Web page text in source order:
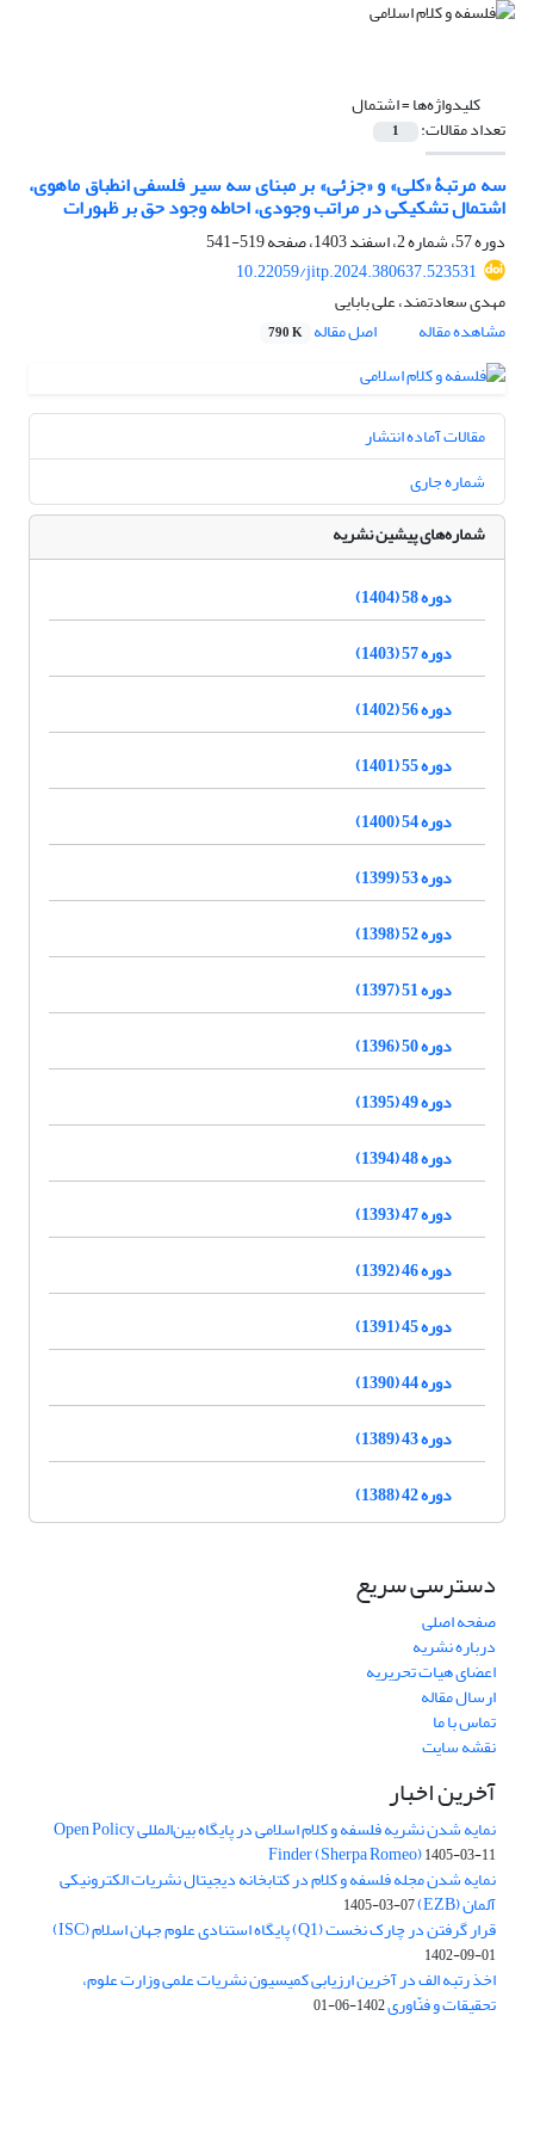
کلیدواژه‌ها =اشتمال
تعداد مقالات: 1
سه مرتبۀ «کلی» و «جزئی» بر مبنای سه سیر فلسفی‏ انطباق ماهوی،
اشتمال تشکیکی در مراتب وجودی، احاطه وجود حق بر ظهورات
دوره 57، شماره 2، اسفند 1403، صفحه
519-541
10.22059/jitp.2024.380637.523531
مهدی سعادتمند، علی بابایی
مشاهده مقاله
اصل مقاله 790 K
مقالات آماده انتشار
شماره جاری
شماره‌های پیشین نشریه
دوره 58 (1404)
دوره 57 (1403)
دوره 56 (1402)
دوره 55 (1401)
دوره 54 (1400)
دوره 53 (1399)
دوره 52 (1398)
دوره 51 (1397)
دوره 50 (1396)
دوره 49 (1395)
دوره 48 (1394)
دوره 47 (1393)
دوره 46 (1392)
دوره 45 (1391)
دوره 44 (1390)
دوره 43 (1389)
دوره 42 (1388)
دسترسی سریع
صفحه اصلی
درباره نشریه
اعضای هیات تحریریه
ارسال مقاله
تماس با ما
نقشه سایت
آخرین اخبار
نمایه شدن نشریه فلسفه و کلام اسلامی در پایگاه بین‌المللی Open Policy
Finder (Sherpa Romeo)1405-03-11
نمایه شدن مجله فلسفه و کلام در کتابخانه دیجیتال نشریات الکترونیکی
آلمان (EZB) 1405-03-07
قرار گرفتن در چارک نخست (Q1) پایگاه استنادی علوم جهان اسلام (ISC)
1402-09-01
اخذ رتبه الف در آخرین ارزیابی کمیسیون نشریات علمی وزارت علوم،
تحقیقات و فنّاوری1402-06-01